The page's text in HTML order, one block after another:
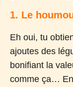
1. Le
Eh oui, tu
ajoutes des
bonifiant la
comme ça… En